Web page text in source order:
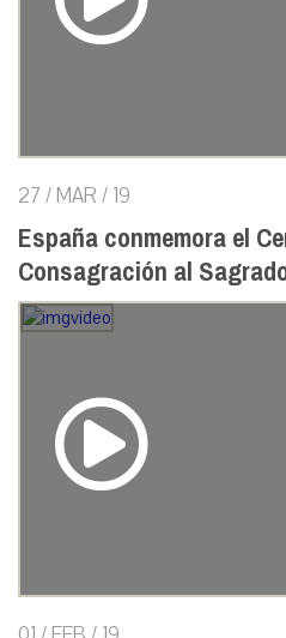
27 / MAR / 19
España conmemora el
Consagración al